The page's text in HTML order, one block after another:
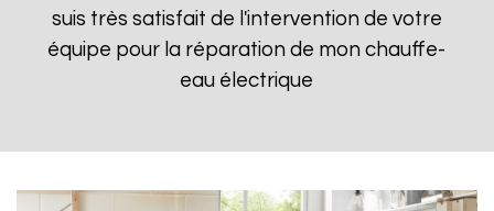
suis très satisfait de l'intervention de votre
équipe pour la réparation de mon chauffe-
eau électrique